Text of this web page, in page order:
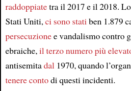
Article
raddoppiatetra il 2017 e il 2018.
Stati Uniti,ci sono statiben 1.879
persecuzionee vandalismo contro
ebraiche,il terzo numero più
antisemitadal1970, quando
tenere contodi questi incidenti.